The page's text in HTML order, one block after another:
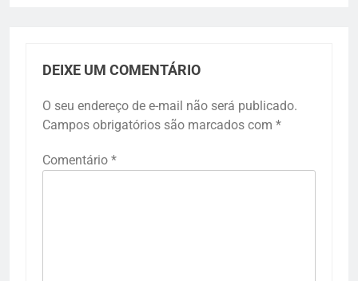
DEIXE UM COMENTÁRIO
O seu endereço de e-mail não será publicado.
Campos obrigatórios são marcados com *
Comentário *